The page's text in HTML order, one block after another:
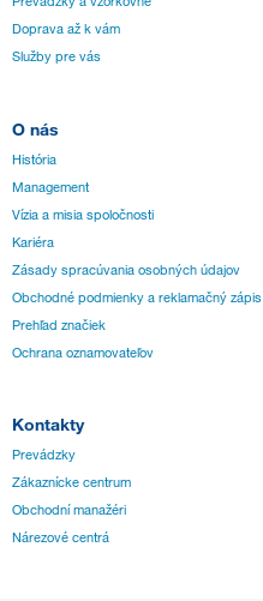
Doprava až k vám
Služby pre vás
O nás
História
Management
Vízia a misia spoločnosti
Kariéra
Zásady spracúvania osobných údajov
Obchodné podmienky a reklamačný zápis
Prehľad značiek
Ochrana oznamovateľov
Kontakty
Prevádzky
Zákaznícke centrum
Obchodní manažéri
Nárezové centrá